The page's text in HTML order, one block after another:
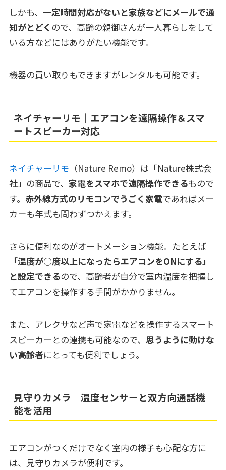
しかも、 一定時間対応がないと家族などにメールで通
知がとどく ので、高齢の親御さんが一人暮らしをして
いる方などにはありがたい機能です。
機器の買い取りもできますがレンタルも可能です。
ネイチャーリモ｜エアコンを遠隔操作＆スマ
ートスピーカー対応
ネイチャーリモ （Nature Remo）は「Nature株式会
社」の商品で、 家電をスマホで遠隔操作できるもので
す。 赤外線方式のリモコンでうごく家電であればメー
カーも年式も問わずつかえます。
さらに便利なのがオートメーション機能。たとえば
「温度が○度以上になったらエアコンをONにする」
と設定できるので、高齢者が自分で室内温度を把握し
てエアコンを操作する手間がかかりません。
また、アレクサなど声で家電などを操作するスマート
スピーカーとの連携も可能なので、 思うように動けな
い高齢者にとっても便利でしょう。
見守りカメラ｜温度センサーと双方向通話機
能を活用
エアコンがつくだけでなく室内の様子も心配な方に
は、見守りカメラが便利です。